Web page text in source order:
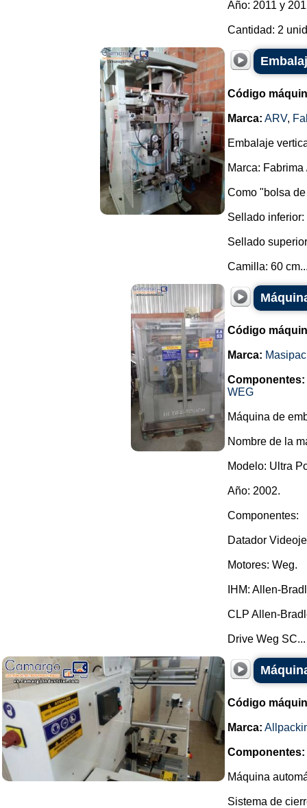
Año: 2011 y
Cantidad: 2
Código
Marca: ARV,
Embalaje
Marca: Fabrima
Como "bolsa
Sellado inferior:
Sellado
Camilla: 60
Código
Marca:
Componentes:
WEG
Máquina de
Nombre de la
Modelo: Ultra
Año: 2002.
Componentes:
Datador
Motores: Weg.
IHM: Allen-
CLP Allen-
Drive Weg SC...
Código
Marca:
Componentes:
Máquina
Sistema de